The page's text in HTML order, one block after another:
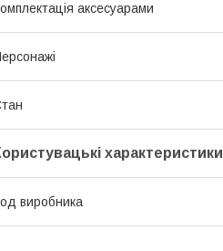
аксесуарами
характеристики
виробника